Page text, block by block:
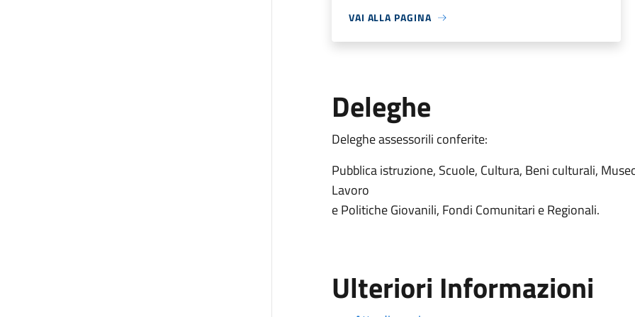
VAI ALLA PAGINA
Deleghe
Deleghe assessorili conferite:
Pubblica istruzione, Scuole, Cultura, Beni culturali,
Lavoro
e Politiche Giovanili, Fondi Comunitari e Regionali.
Ulteriori Informazioni